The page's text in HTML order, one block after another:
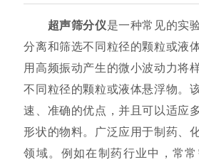
超声筛分仪是一种常见的实
分离和筛选不同粒径的颗粒或液
用高频振动产生的微小波动力将
不同粒径的颗粒或液体悬浮物。
速、准确的优点，并且可以适应
形状的物料。广泛应用于制药、
领域。例如在制药行业中，常